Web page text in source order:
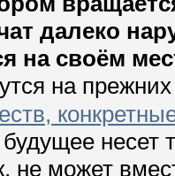
далеко
на своём
на
несет
не может